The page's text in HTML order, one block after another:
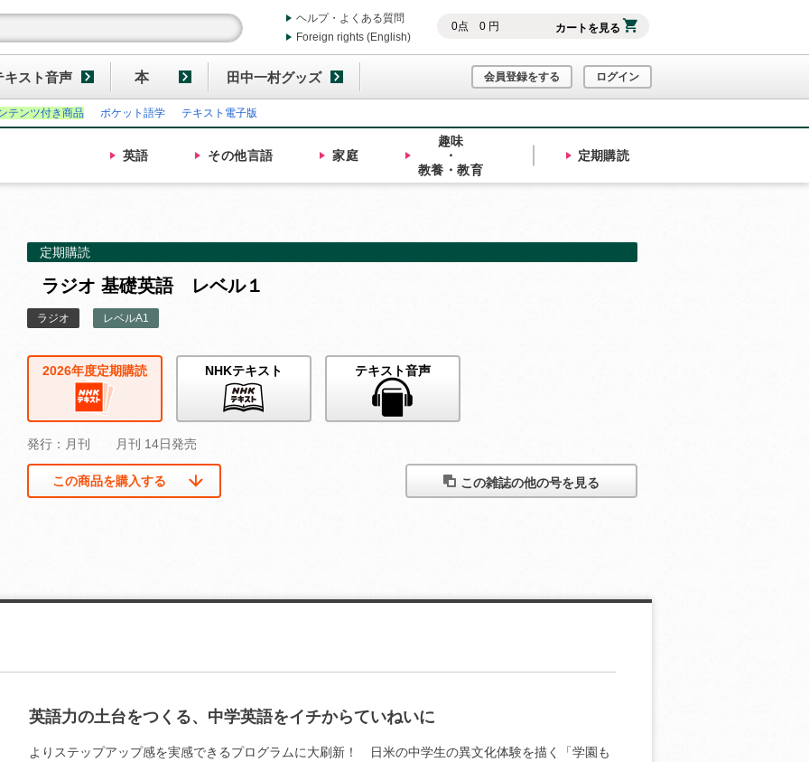
0点 0円 カートを見る
ヘルプ・よくある質問
Foreign rights (English)
キスト音声 本 田中一村グッズ 会員登録をする ログイン
テンツ付き商品 ポケット語学 テキスト電子版
英語 その他言語 家庭
趣味
・
教養・教育
定期購読
定期購読
ラジオ 基礎英語 レベル１
ラジオ レベルA1
2026年度定期購読 NHKテキスト テキスト音声
発行：月刊 月刊 14日発売
この商品を購入する この雑誌の他の号を見る
英語力の土台をつくる、中学英語をイチからていねいに
よりステップアップ感を実感できるプログラムに大刷新！ 日米の中学生の異文化体験を描く「学園も